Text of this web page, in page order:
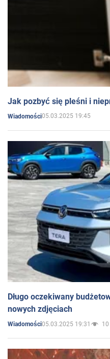
Jak pozbyć się pleśni i
Wiadomości05.03.2025 19:45
Długo oczekiwany
nowych zdjęciach
Wiadomości05.03.2025 19:31 10